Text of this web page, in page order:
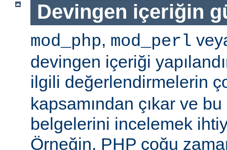
Devingen içeriğin
mod_php, mod_perl
devingen içeriği
ilgili değerlendirmelerin
kapsamından çıkar ve
belgelerini incelemek
Örneğin, PHP çoğu